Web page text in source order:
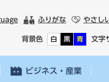
ふりがな やさし
背景色 白 黒 青 文字
ビジネス・産業